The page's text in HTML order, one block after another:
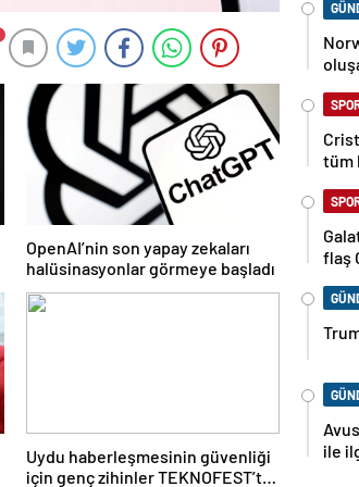
OpenAI’nin son yapay zekaları
halüsinasyonlar görmeye başladı
Uydu haberleşmesinin güvenliği
için genç zihinler TEKNOFEST’te
tüm
flaş
ile